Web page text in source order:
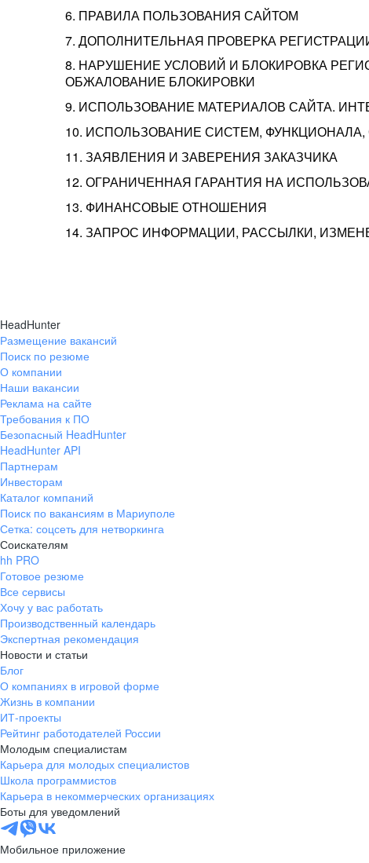
6. ПРАВИЛА ПОЛЬЗОВАНИЯ САЙТОМ
7. ДОПОЛНИТЕЛЬНАЯ ПРОВЕРКА
8. НАРУШЕНИЕ УСЛОВИЙ И БЛОКИРОВКА
ОБЖАЛОВАНИЕ БЛОКИРОВКИ
9. ИСПОЛЬЗОВАНИЕ МАТЕРИАЛОВ САЙТА.
10. ИСПОЛЬЗОВАНИЕ СИСТЕМ,
11. ЗАЯВЛЕНИЯ И ЗАВЕРЕНИЯ ЗАКАЗЧИКА
12. ОГРАНИЧЕННАЯ ГАРАНТИЯ НА
13. ФИНАНСОВЫЕ ОТНОШЕНИЯ
14. ЗАПРОС ИНФОРМАЦИИ, РАССЫЛКИ,
HeadHunter
Размещение вакансий
Поиск по резюме
О компании
Наши вакансии
Реклама на сайте
Требования к ПО
Безопасный HeadHunter
HeadHunter API
Партнерам
Инвесторам
Каталог компаний
Поиск по вакансиям в Мариуполе
Сетка: соцсеть для нетворкинга
Соискателям
hh PRO
Готовое резюме
Все сервисы
Хочу у вас работать
Производственный календарь
Экспертная рекомендация
Новости и статьи
Блог
О компаниях в игровой форме
Жизнь в компании
ИТ-проекты
Рейтинг работодателей России
Молодым специалистам
Карьера для молодых специалистов
Школа программистов
Карьера в некоммерческих организациях
Боты для уведомлений
Мобильное приложение